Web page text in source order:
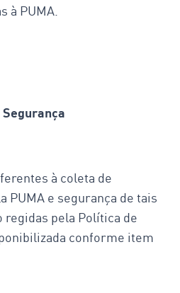
à PUMA.
à coleta de
PUMA e segurança de tais
regidas pela Política de
conforme item